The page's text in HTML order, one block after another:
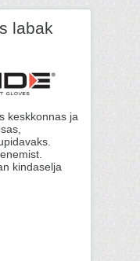
labak
keskkonnas ja
kindaselja